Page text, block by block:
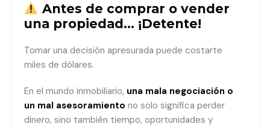
Antes de comprar o vender
una propiedad… ¡Detente!
Tomar una decisión apresurada puede costarte
miles de dólares.
En el mundo inmobiliario, una mala negociación o
un mal asesoramiento no solo significa perder
dinero, sino también tiempo, oportunidades y